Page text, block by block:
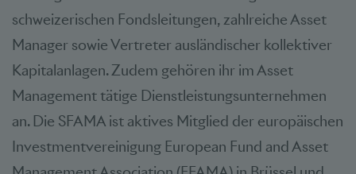
schweizerischen Fondsleitungen, zahlreiche Asset
Manager sowie Vertreter ausländischer kollektiver
Kapitalanlagen. Zudem gehören ihr im Asset
Management tätige Dienstleistungsunternehmen
an. Die SFAMA ist aktives Mitglied der europäischen
Investmentvereinigung European Fund and Asset